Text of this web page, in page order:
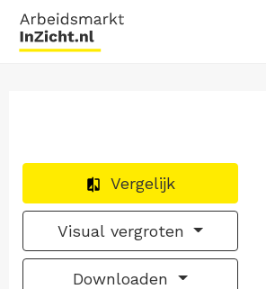
Vergelijk
Visual vergroten
Downloaden